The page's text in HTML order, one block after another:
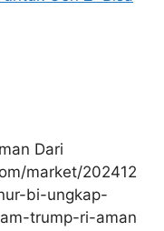
Dari
market/202412
bi-ungkap-
trump-ri-aman